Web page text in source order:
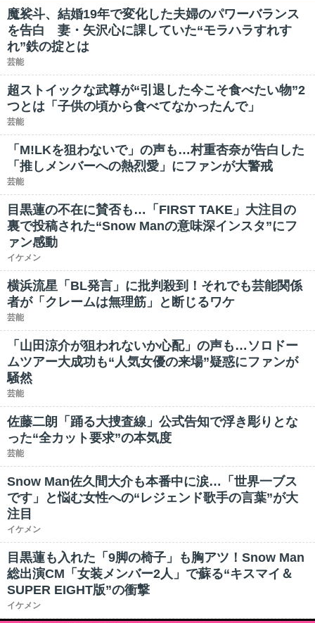
魔裟斗、結婚19年で変化した夫婦のパワーバランス
を告白 妻・矢沢心に課していた“モラハラすれす
れ”鉄の掟とは
芸能
超ストイックな武尊が“引退した今こそ食べたい物”2
つとは「子供の頃から食べてなかったんで」
芸能
「M!LKを狙わないで」の声も…村重杏奈が告白した
「推しメンバーへの熱烈愛」にファンが大警戒
芸能
目黒蓮の不在に賛否も…「FIRST TAKE」大注目の
裏で投稿された“Snow Manの意味深インスタ”にフ
ァン感動
イケメン
横浜流星「BL発言」に批判殺到！それでも芸能関係
者が「クレームは無理筋」と断じるワケ
芸能
「山田涼介が狙われないか心配」の声も…ソロドー
ムツアー大成功も“人気女優の来場”疑惑にファンが
騒然
芸能
佐藤二朗「踊る大捜査線」公式告知で浮き彫りとな
った“全カット要求”の本気度
芸能
Snow Man佐久間大介も本番中に涙…「世界一ブス
です」と悩む女性への“レジェンド歌手の言葉”が大
注目
イケメン
目黒蓮も入れた「9脚の椅子」も胸アツ！Snow Man
総出演CM「女装メンバー2人」で蘇る“キスマイ＆
SUPER EIGHT版”の衝撃
イケメン